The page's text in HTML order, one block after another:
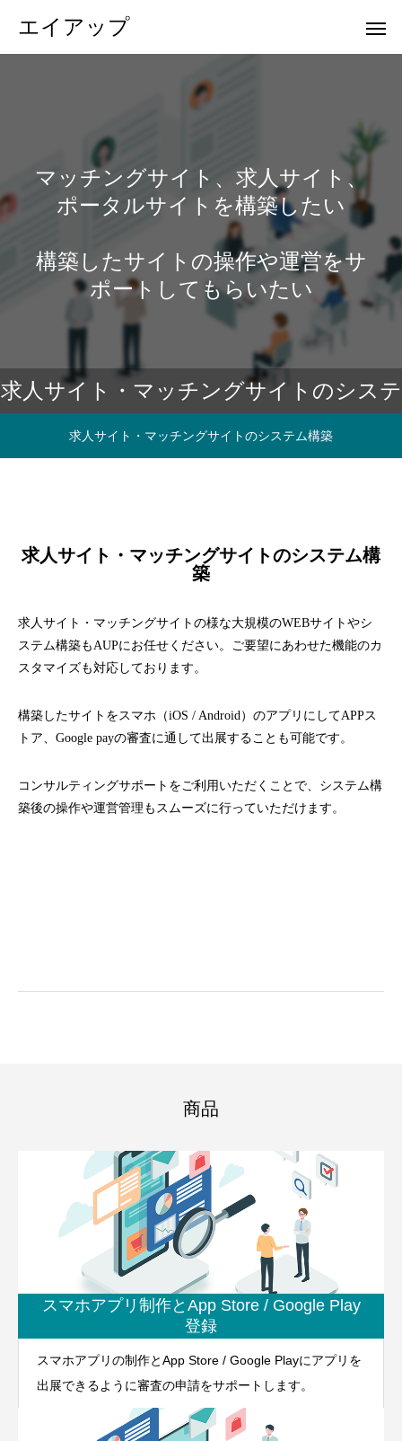
エイアップ
マッチングサイト、求人サイト、
ポータルサイトを構築したい
構築したサイトの操作や運営をサ
ポートしてもらいたい
求人サイト・マッチングサイトのシステ
ム構築と運営サポート
求人サイト・マッチングサイトのシステム構築
求人サイト・マッチングサイトのシステム構
築
求人サイト・マッチングサイトの様な大規模のWEBサイトやシ
ステム構築もAUPにお任せください。ご要望にあわせた機能のカ
スタマイズも対応しております。
構築したサイトをスマホ（iOS / Android）のアプリにしてAPPス
トア、Google payの審査に通して出展することも可能です。
コンサルティングサポートをご利用いただくことで、システム構
築後の操作や運営管理もスムーズに行っていただけます。
商品
スマホアプリ制作とApp Store / Google Play
登録
スマホアプリの制作とApp Store / Google Playにアプリを
出展できるように審査の申請をサポートします。